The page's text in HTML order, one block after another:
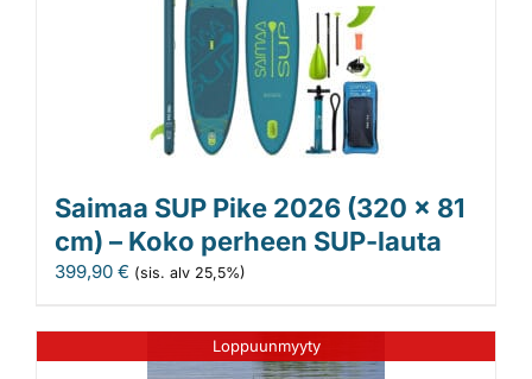
Saimaa SUP Pike 2026 (320 x 81
cm) – Koko perheen SUP-lauta
399,90 € (sis. alv 25,5%)
Loppuunmyyty